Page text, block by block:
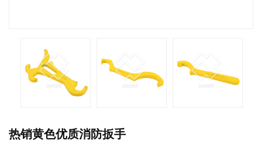
热销黄色优质消防扳手